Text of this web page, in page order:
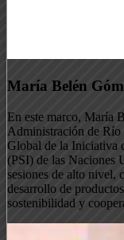
María Belén
En este marco, María
Administración de
Global de la Iniciativa
(PSI) de las Naciones
sesiones de alto nivel,
desarrollo de
sostenibilidad y